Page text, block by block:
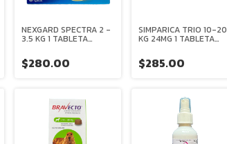
NEXGARD SPECTRA 2 -
3.5 KG 1 TABLETA
BOEHRINGER
INGELHEIM
$280.00
SIMPARICA TRIO 10-20
KG 24MG 1 TABLETA
$285.00